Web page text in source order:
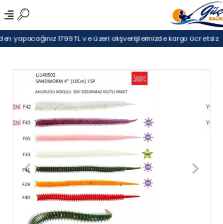
yapacağınız 1799TL ve üzeri alışverişlerinizde kargo ücretsiz.